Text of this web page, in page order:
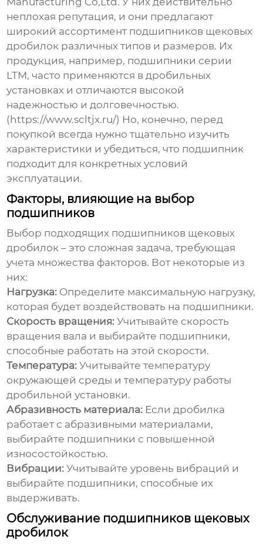
неплохая репутация, и они предлагают
широкий ассортимент подшипников щековых
дробилок различных типов и размеров. Их
продукция, например, подшипники серии
LTM, часто применяются в дробильных
установках и отличаются высокой
надежностью и долговечностью.
(https://www.scltjx.ru/) Но, конечно, перед
покупкой всегда нужно тщательно изучить
характеристики и убедиться, что подшипник
подходит для конкретных условий
эксплуатации.
Факторы, влияющие на выбор
подшипников
Выбор подходящих подшипников щековых
дробилок – это сложная задача, требующая
учета множества факторов. Вот некоторые из
них:
Нагрузка: Определите максимальную нагрузку,
которая будет воздействовать на подшипники.
Скорость вращения: Учитывайте скорость
вращения вала и выбирайте подшипники,
способные работать на этой скорости.
Температура: Учитывайте температуру
окружающей среды и температуру работы
дробильной установки.
Абразивность материала: Если дробилка
работает с абразивными материалами,
выбирайте подшипники с повышенной
износостойкостью.
Вибрации: Учитывайте уровень вибраций и
выбирайте подшипники, способные их
выдерживать.
Обслуживание подшипников щековых
дробилок